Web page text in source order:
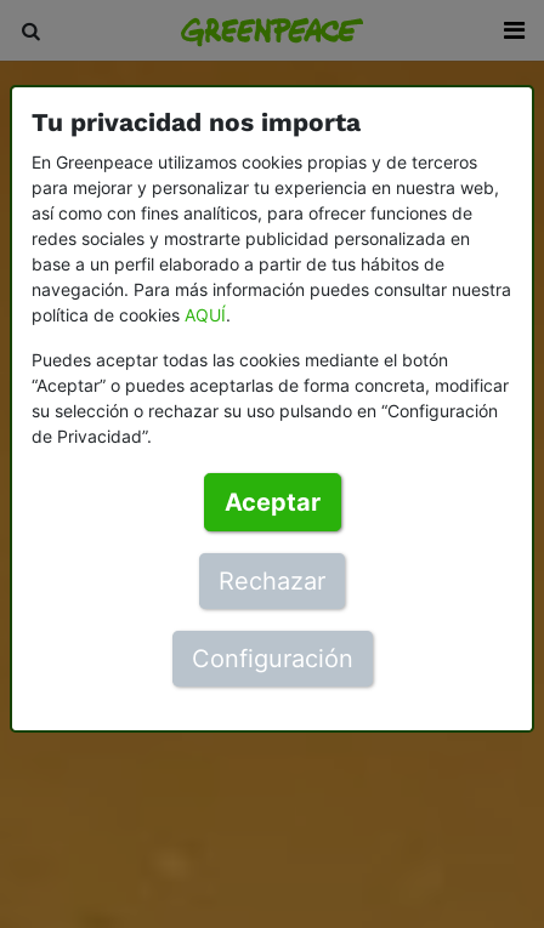
Tu privacidad nos importa
En Greenpeace utilizamos cookies propias y de terceros
para mejorar y personalizar tu experiencia en nuestra web,
así como con fines analíticos, para ofrecer funciones de
redes sociales y mostrarte publicidad personalizada en
base a un perfil elaborado a partir de tus hábitos de
navegación. Para más información puedes consultar nuestra
política de cookies AQUÍ.
Puedes aceptar todas las cookies mediante el botón
“Aceptar” o puedes aceptarlas de forma concreta, modificar
su selección o rechazar su uso pulsando en “Configuración
de Privacidad”.
Aceptar
Rechazar
Configuración